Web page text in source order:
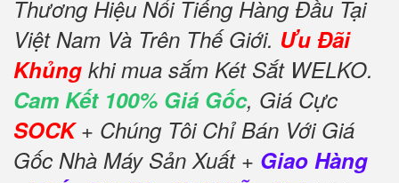
Thương Hiệu Nổi Tiếng Hàng Đầu Tại
Việt Nam Và Trên Thế Giới. Ưu Đãi
Khủng khi mua sắm Két Sắt WELKO.
Cam Kết 100% Giá Gốc, Giá Cực
SOCK+ Chúng Tôi Chỉ Bán Với Giá
Gốc Nhà Máy Sản Xuất + Giao Hàng